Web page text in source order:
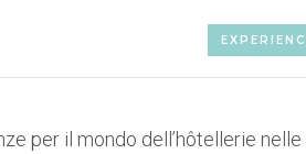
per il mondo dell’hôtellerie nelle